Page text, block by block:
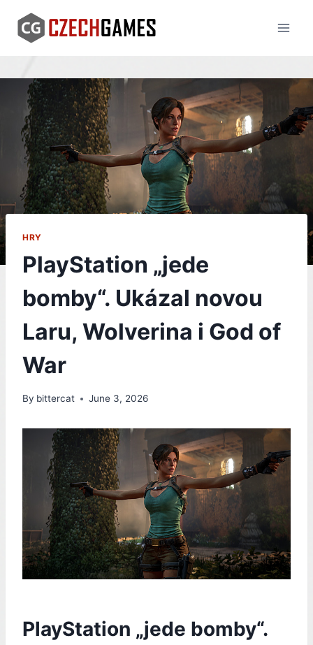
content
HRY
PlayStation „jede
bomby“. Ukázal novou
Laru, Wolverina i God of
War
By bittercat June 3, 2026
PlayStation „jede bomby“.